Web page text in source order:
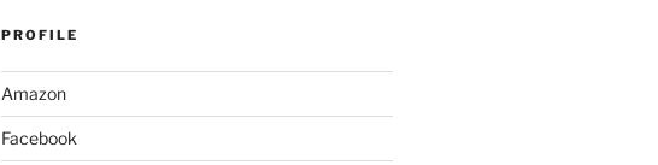
PROFILE
Amazon
Facebook